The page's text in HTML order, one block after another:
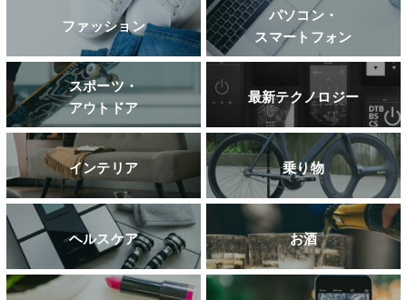
ファッション
パソコン・
スマートフォン
スポーツ・
アウトドア
最新テクノロジー
インテリア 乗り物
ヘルスケア お酒